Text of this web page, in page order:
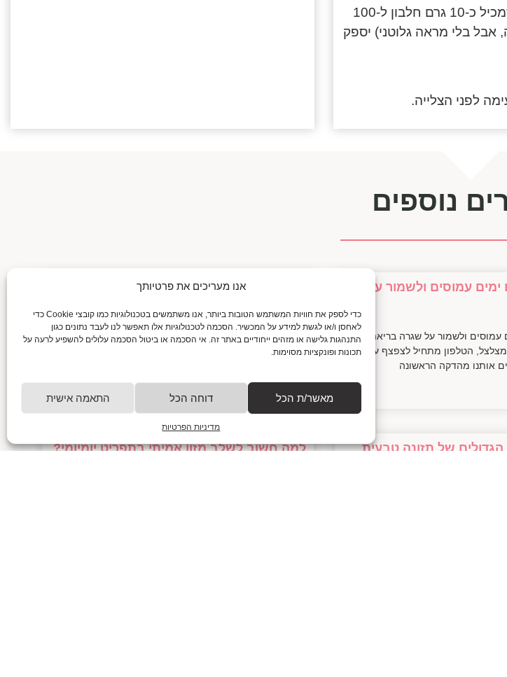
אנו מעריכים את פרטיותך
כדי לספק את חוויות המשתמש הטובות ביותר, אנו משתמשים בטכנולוגיות כמו קובצי Cookie כדי
לאחסן ו/או לגשת למידע על המכשיר. הסכמה לטכנולוגיות אלו תאפשר לנו לעבד נתונים כגון
התנהגות גלישה או מזהים ייחודיים באתר זה. אי הסכמה או ביטול הסכמה עלולים להשפיע לרעה על
תכונות ופונקציות מסוימות.
מאשר/ת הכל דוחה הכל התאמה אישית
מדיניות הפרטיות
למתחילים, טופו אולי נראה כמו בלוק מוזר, אבל תנו לו צ'אנס. מדובר במעדן שמכיל כ-10 גרם חלבון ל-100
אבל בלי מראה גלוטני) יספק
לפני הצלייה.
נוספים
עמוסים ולשמור על
ולשמור על שגרה בריאה כולנו
הטלפון מתחיל לצפצף עם
אותנו מהדקה הראשונה
גלה את טכניקות המעקב אחרי תחושות רעב
29/01/2025
בעקבות הבטן: איך להקשיב לתחושות רעב ושובע ולנצח את
למאמר המלא
של תזונה טבעית
למה חשוב לשלב מזון אמיתי בתפריט יומיומי?